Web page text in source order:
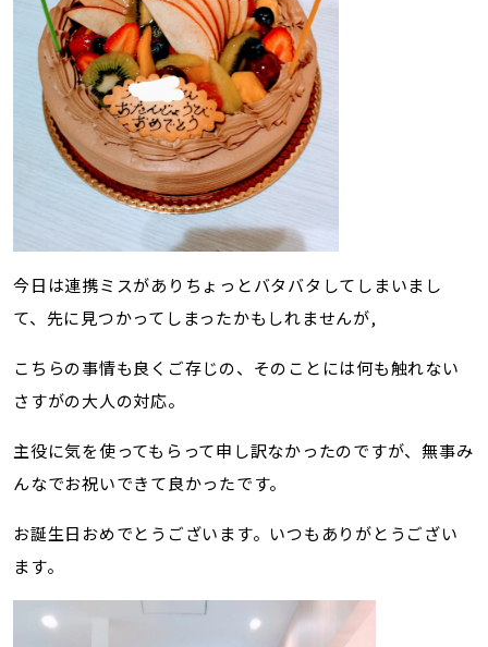
今日は連携ミスがありちょっとバタバタしてしまいまし
て、先に見つかってしまったかもしれませんが,
こちらの事情も良くご存じの、そのことには何も触れない
さすがの大人の対応。
主役に気を使ってもらって申し訳なかったのですが、無事み
んなでお祝いできて良かったです。
お誕生日おめでとうございます。いつもありがとうござい
ます。